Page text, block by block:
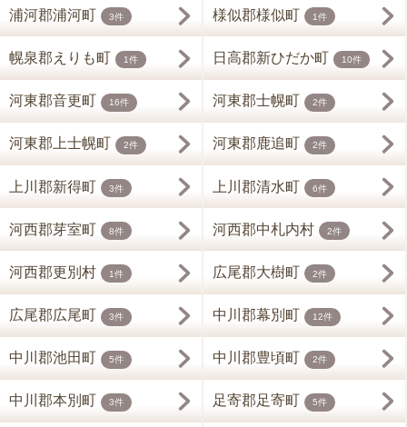
浦河郡浦河町 3件 様似郡様似町 1件
幌泉郡えりも町 1件 日高郡新ひだか町 10件
河東郡音更町 16件 河東郡士幌町 2件
河東郡上士幌町 2件 河東郡鹿追町 2件
上川郡新得町 3件 上川郡清水町 6件
河西郡芽室町 8件 河西郡中札内村 2件
河西郡更別村 1件 広尾郡大樹町 2件
広尾郡広尾町 3件 中川郡幕別町 12件
中川郡池田町 5件 中川郡豊頃町 2件
中川郡本別町 3件 足寄郡足寄町 5件